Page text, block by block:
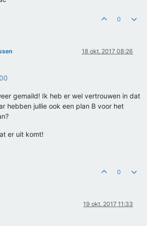
0
18 okt. 2017 08:26
gemaild! Ik heb er wel vertrouwen in dat
hebben jullie ook een plan B voor het
er uit komt!
0
19 okt. 2017 11:33